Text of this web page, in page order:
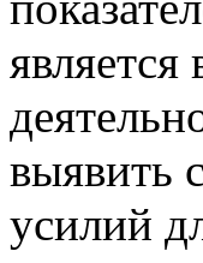
выявить
усилий